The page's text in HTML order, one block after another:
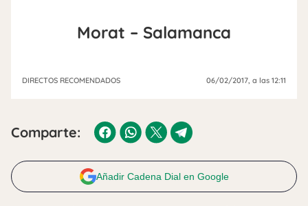
Morat – Salamanca
DIRECTOS RECOMENDADOS 06/02/2017 , a las 12:11
Comparte:
Añadir Cadena Dial en Google